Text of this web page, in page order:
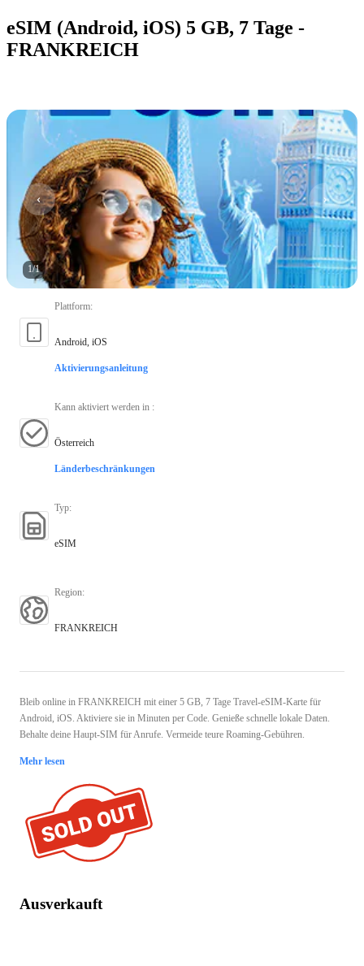
eSIM (Android, iOS) 5 GB, 7 Tage -
FRANKREICH
1/1
Plattform:
Android, iOS
Aktivierungsanleitung
Kann aktiviert werden in :
Österreich
Länderbeschränkungen
Typ:
eSIM
Region:
FRANKREICH
Bleib online in FRANKREICH mit einer 5 GB, 7 Tage Travel-eSIM-Karte für
Android, iOS. Aktiviere sie in Minuten per Code. Genieße schnelle lokale Daten.
Behalte deine Haupt-SIM für Anrufe. Vermeide teure Roaming-Gebühren.
Mehr lesen
Ausverkauft